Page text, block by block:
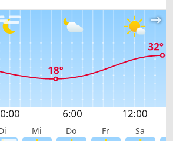
Mi Do Fr Sa